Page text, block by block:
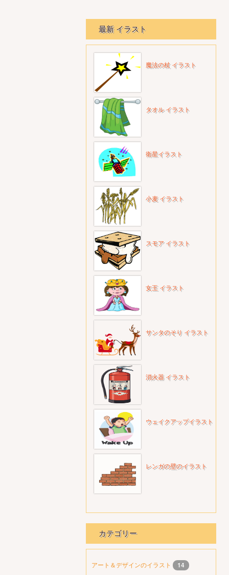
最新 イラスト
魔法の杖 イラスト
タオル イラスト
衛星イラスト
小麦 イラスト
スモア イラスト
女王 イラスト
サンタのそり イラスト
消火器 イラスト
ウェイクアップイラスト
レンガの壁のイラスト
カテゴリー
アート＆デザインのイラスト 14